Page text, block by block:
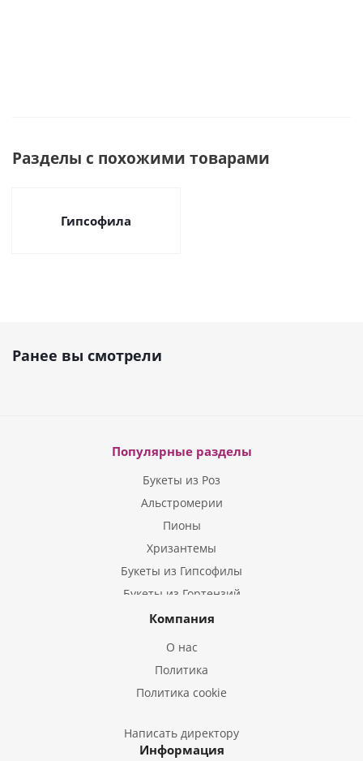
Разделы с похожими товарами
Гипсофила
Ранее вы смотрели
Популярные разделы
Букеты из Роз
Альстромерии
Пионы
Хризантемы
Букеты из Гипсофилы
Букеты из Гортензий
Букеты из Ирисов
Букеты из Эустом
Букеты из Гладиолусов
Букеты из Тюльпанов
Компания
О нас
Политика
Политика cookie
Написать директору
Информация